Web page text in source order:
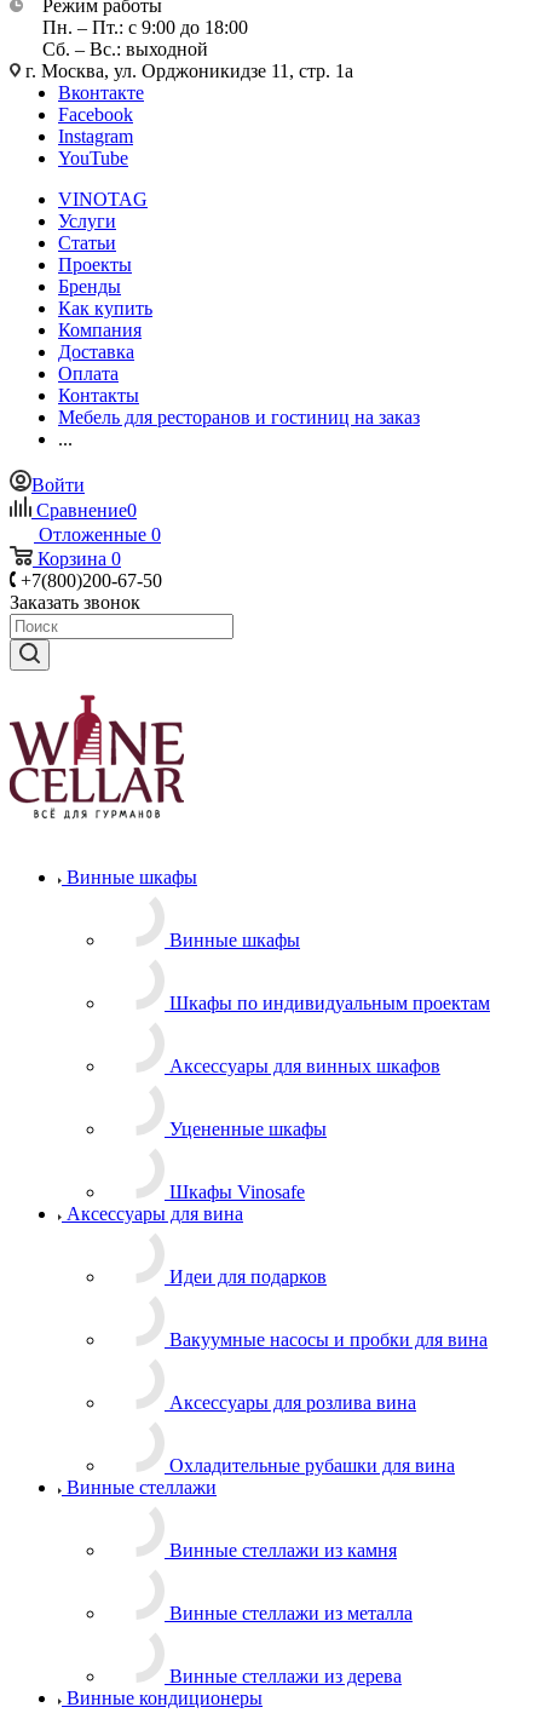
Режим работы
Пн. – Пт.: с 9:00 до 18:00
Сб. – Вс.: выходной
г. Москва, ул. Орджоникидзе 11, стр. 1а
Вконтакте
Facebook
Instagram
YouTube
VINOTAG
Услуги
Статьи
Проекты
Бренды
Как купить
Компания
Доставка
Оплата
Контакты
Мебель для ресторанов и гостиниц на заказ
...
Войти
Сравнение0
Отложенные 0
Корзина 0
+7(800)200-67-50
Заказать звонок
Винные шкафы
Винные шкафы
Шкафы по индивидуальным проектам
Аксессуары для винных шкафов
Уцененные шкафы
Шкафы Vinosafe
Аксессуары для вина
Идеи для подарков
Вакуумные насосы и пробки для вина
Аксессуары для розлива вина
Охладительные рубашки для вина
Винные стеллажи
Винные стеллажи из камня
Винные стеллажи из металла
Винные стеллажи из дерева
Винные кондиционеры